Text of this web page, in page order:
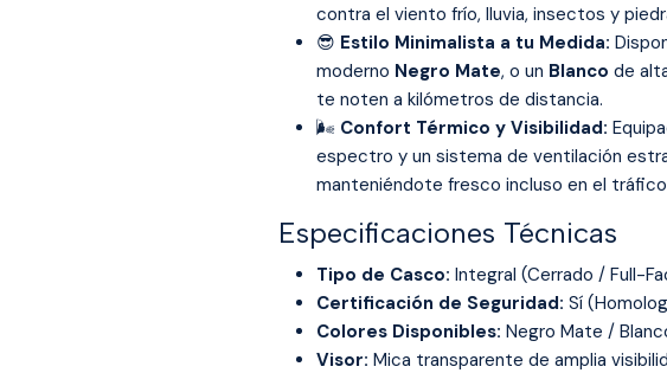
contra el viento frío, lluvia, insectos y
😎 Estilo Minimalista a tu Medida:
moderno Negro Mate, o un Blanco de
te noten a kilómetros de distancia.
🌬️ Confort Térmico y Visibilidad:
espectro y un sistema de ventilación
manteniéndote fresco incluso en el
Especificaciones Técnicas
Tipo de Casco: Integral (Cerrado / Full-
Certificación de Seguridad: Sí
Colores Disponibles: Negro Mate /
Visor: Mica transparente de amplia